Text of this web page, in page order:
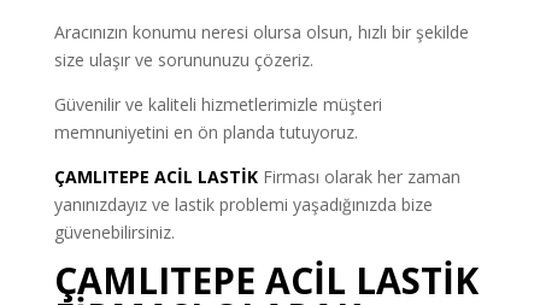
Aracınızın konumu neresi olursa olsun, hızlı bir şekilde
size ulaşır ve sorununuzu çözeriz.
Güvenilir ve kaliteli hizmetlerimizle müşteri
memnuniyetini en ön planda tutuyoruz.
ÇAMLITEPE ACİL LASTİKFirması olarak her zaman
yanınızdayız ve lastik problemi yaşadığınızda bize
güvenebilirsiniz.
ÇAMLITEPE ACİL LASTİK